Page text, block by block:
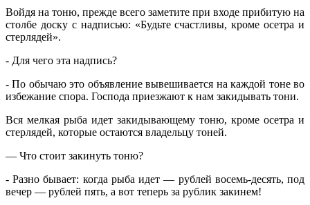
Войдя на тоню, прежде всего заметите при входе прибитую на
столбе доску с надписью: «Будьте счастливы, кроме осетра и
стерлядей».
‑ Для чего эта надпись?
‑ По обычаю это объявление вывешивается на каждой тоне во
избежание спора. Господа приезжают к нам закидывать тони.
Вся мелкая рыба идет закидывающему тоню, кроме осетра и
стерлядей, которые остаются владельцу тоней.
— Что стоит закинуть тоню?
‑ Разно бывает: когда рыба идет — рублей восемь-десять, под
вечер — рублей пять, а вот теперь за рублик закинем!